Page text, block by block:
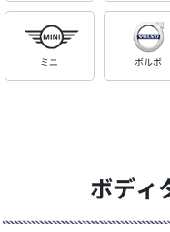
ミニ ボルボ
ボディ